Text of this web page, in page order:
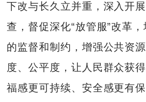
下改与长久立并重，深入开
查，督促深化“放管服”改革
的监督和制约，增强公共资
度、公平度，让人民群众获
福感更可持续、安全感更有保